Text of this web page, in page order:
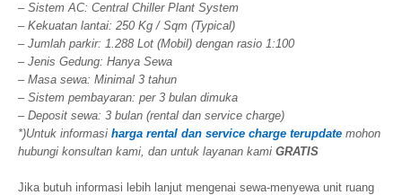
– Sistem AC: Central Chiller Plant System
– Kekuatan lantai: 250 Kg / Sqm (Typical)
– Jumlah parkir: 1.288 Lot (Mobil) dengan rasio 1:100
– Jenis Gedung: Hanya Sewa
– Masa sewa: Minimal 3 tahun
– Sistem pembayaran: per 3 bulan dimuka
– Deposit sewa: 3 bulan (rental dan service charge)
*)Untuk informasi harga rental dan service charge terupdate mohon
hubungi konsultan kami, dan untuk layanan kami GRATIS
Jika butuh informasi lebih lanjut mengenai sewa-menyewa unit ruang